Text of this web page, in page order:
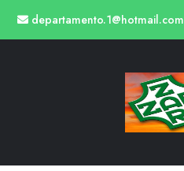
departamento.1@hotmail.com